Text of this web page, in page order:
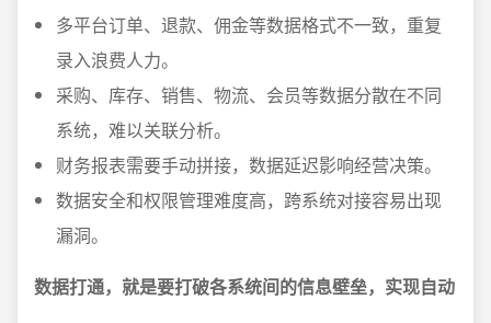
多平台订单、退款、佣金等数据格式不一致，重复
录入浪费人力。
采购、库存、销售、物流、会员等数据分散在不同
系统，难以关联分析。
财务报表需要手动拼接，数据延迟影响经营决策。
数据安全和权限管理难度高，跨系统对接容易出现
漏洞。
数据打通，就是要打破各系统间的信息壁垒，实现自动